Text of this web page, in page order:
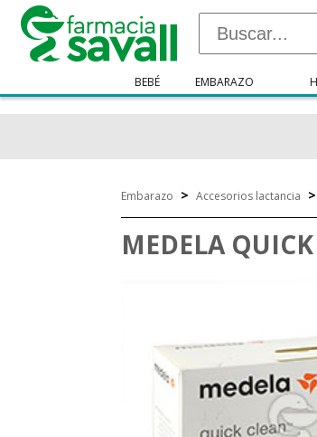
BEBÉ EMBARAZO
Embarazo > Accesorios lactancia >
MEDELA